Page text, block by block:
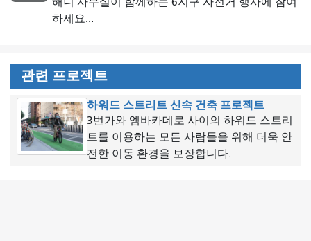
하세요...
관련 프로젝트
하워드 스트리트 신속 건축 프로젝트
3번가와 엠바카데로 사이의 하워드 스트리
트를 이용하는 모든 사람들을 위해 더욱 안
전한 이동 환경을 보장합니다.